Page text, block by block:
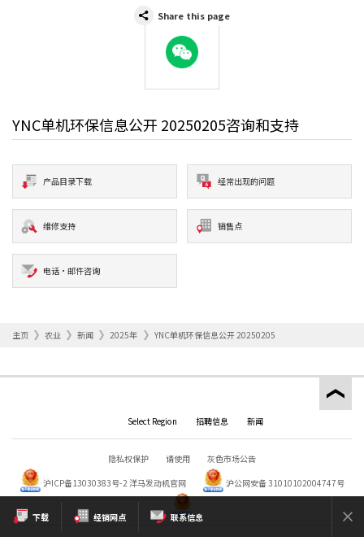
下载 经销网点 联系信息
Share this page
WeChat
YNC单机环保信息公开 20250205咨询和支持
产品目录下载 经常出现的问题
维修支持 销售点
电话·邮件咨询
主页 农业 新闻 2025年 YNC单机环保信息公开 20250205
Select Region 招聘信息 新闻
隐私权保护 请使用
灰色市场公告
沪ICP备13030383号-2 洋马发动机官网 沪公网安备 31010102004747号